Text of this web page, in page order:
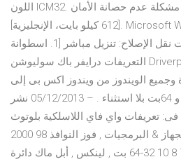
اللون ICM32. إصلاح مشكلة عدم حصانة الأمان DLL: تنزيل مباشر
[612 كيلو بايت، الإنجليزية]. Microsoft Windows XP SP2 32 بت إلى
ملفات 64 بت + إعدادات نقل الإصلاح: تنزيل مباشر [1. اسطوانة
التعريفات درايفر باك سوليوشن Driverpack Solution هى اسطوانة
وجميع الويندوز من ويندوز اكس بى إلى
ويندوز 10 للنواتين 32 بت و 64بت بلا استثناء . – 05/12/2013 نشر
فى: تعريفات واي فاي اللاسلكية بلوتوث bt ngff m.2 مصغرة بي سي
اي اكسبريس سائق بطاقة الجهاز & البرمجيات , فوز النوافذ 98 2000
ويندوز فيستا إكس بي 7 8 10 32-64 بت , لينكس , أبل ماك دائرة